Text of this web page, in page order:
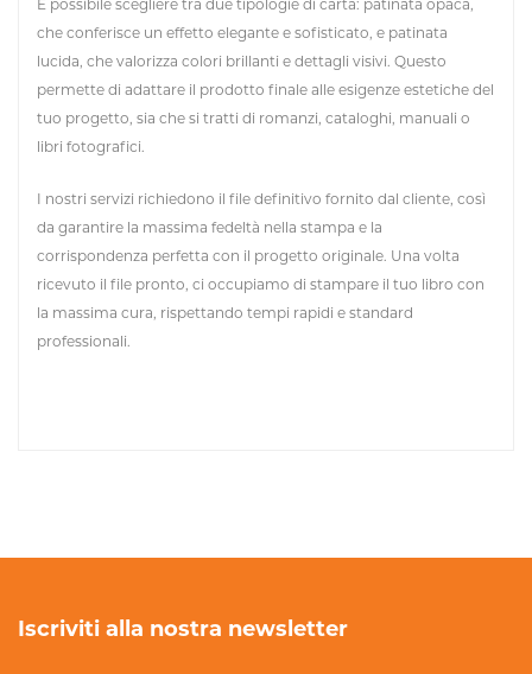
È possibile scegliere tra due tipologie di carta: patinata opaca
che conferisce un effetto elegante e sofisticato, e patinata
lucida , che valorizza colori brillanti e dettagli visivi. Questo
permette di adattare il prodotto finale alle esigenze estetiche del
tuo progetto, sia che si tratti di romanzi, cataloghi, manuali o
libri fotografici.
I nostri servizi richiedono il file definitivo fornito dal cliente , così
da garantire la massima fedeltà nella stampa e la
corrispondenza perfetta con il progetto originale. Una volta
ricevuto il file pronto, ci occupiamo di stampare il tuo libro con
la massima cura, rispettando tempi rapidi e standard
professionali.
Iscriviti alla nostra newsletter